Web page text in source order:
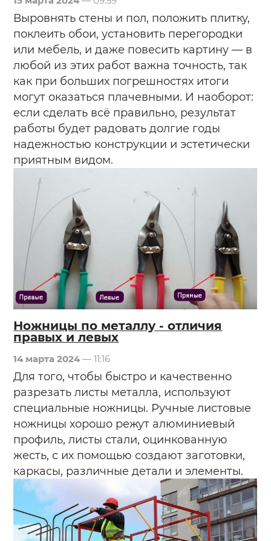
Выровнять стены и пол, положить плитку,
поклеить обои, установить перегородки
или мебель, и даже повесить картину — в
любой из этих работ важна точность, так
как при больших погрешностях итоги
могут оказаться плачевными. И наоборот:
если сделать всё правильно, результат
работы будет радовать долгие годы
надежностью конструкции и эстетически
приятным видом.
Ножницы по металлу - отличия
правых и левых
14 марта 2024 — 11:16
Для того, чтобы быстро и качественно
разрезать листы металла, используют
специальные ножницы. Ручные листовые
ножницы хорошо режут алюминиевый
профиль, листы стали, оцинкованную
жесть, с их помощью создают заготовки,
каркасы, различные детали и элементы.